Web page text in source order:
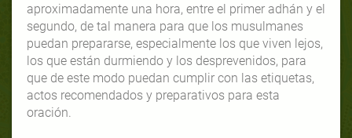
aproximadamente una hora, entre el primer adhán y el
segundo, de tal manera para que los musulmanes
puedan prepararse, especialmente los que viven lejos,
los que están durmiendo y los desprevenidos, para
que de este modo puedan cumplir con las etiquetas,
actos recomendados y preparativos para esta
oración.